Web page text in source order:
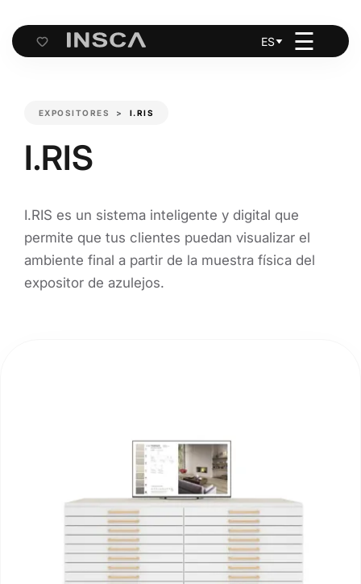
Cart
ES ☰
EXPOSITORES I.RIS
I.RIS
I.RIS es un sistema inteligente y digital que
permite que tus clientes puedan visualizar el
ambiente final a partir de la muestra física del
expositor de azulejos.